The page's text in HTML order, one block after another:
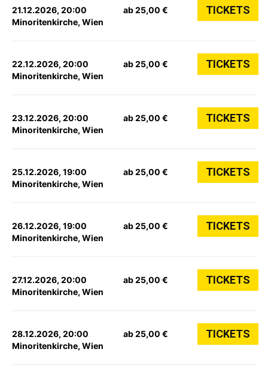
21.12.2026, 20:00
Minoritenkirche, Wien
ab 25,00 € TICKETS
22.12.2026, 20:00
Minoritenkirche, Wien
ab 25,00 € TICKETS
23.12.2026, 20:00
Minoritenkirche, Wien
ab 25,00 € TICKETS
25.12.2026, 19:00
Minoritenkirche, Wien
ab 25,00 € TICKETS
26.12.2026, 19:00
Minoritenkirche, Wien
ab 25,00 € TICKETS
27.12.2026, 20:00
Minoritenkirche, Wien
ab 25,00 € TICKETS
28.12.2026, 20:00
Minoritenkirche, Wien
ab 25,00 € TICKETS